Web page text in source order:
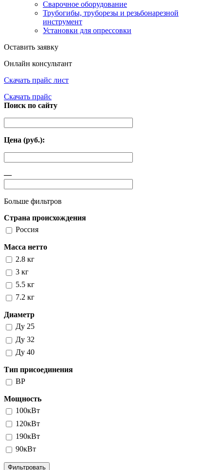
Сварочное оборудование
Трубогибы, труборезы и резьбонарезной
инструмент
Установки для опрессовки
Оставить заявку
Онлайн консультант
Скачать прайс лист
Скачать прайс
Поиск по сайту
Цена (руб.):
—
Больше фильтров
Страна происхождения
Россия
Масса нетто
2.8 кг
3 кг
5.5 кг
7.2 кг
Диаметр
Ду 25
Ду 32
Ду 40
Тип присоединения
ВР
Мощность
100кВт
120кВт
190кВт
90кВт